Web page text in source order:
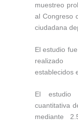
muestreo
al Congreso
ciudadana
El estudio
realizado
establecidos
El estudio
cuantitativa
mediante